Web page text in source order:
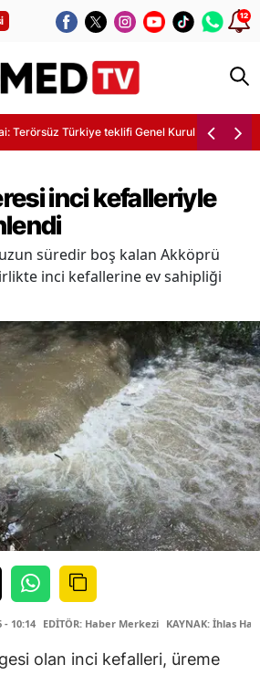
12
Terörsüz Türkiye teklifi Genel Kurul gündeminde
inci kefalleriyle
süredir boş kalan Akköprü
inci kefallerine ev sahipliği
- 10:14 EDİTÖR: Haber Merkezi KAYNAK: İhlas
olan inci kefalleri, üreme